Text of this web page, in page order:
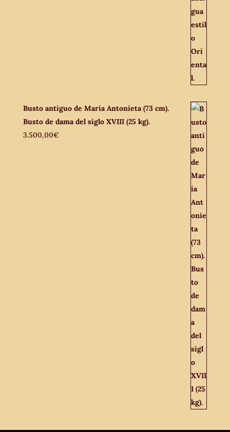
Busto antiguo de María Antonieta (73 cm).
Busto de dama del siglo XVIII (25 kg).
3.500,00€